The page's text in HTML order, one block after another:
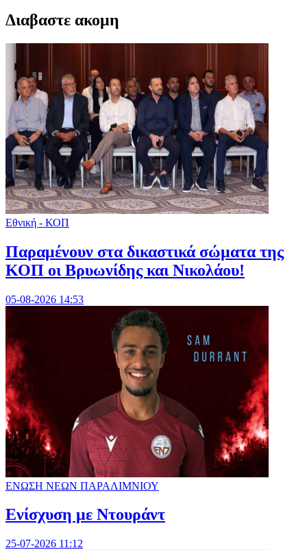
Διαβαστε ακομη
Εθνική - ΚΟΠ
Παραμένουν στα δικαστικά σώματα της
ΚΟΠ οι Βρυωνίδης και Νικολάου!
05-08-2026 14:53
ΕΝΩΣΗ ΝΕΩΝ ΠΑΡΑΛΙΜΝIΟΥ
Ενίσχυση με Ντουράντ
25-07-2026 11:12